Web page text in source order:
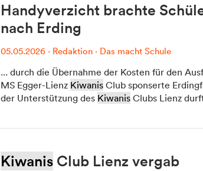
Handyverzicht brachte
nach Erding
05.05.2026· Redaktion· Das macht Schule
... durch die Übernahme der Kosten für den
MS Egger-Lienz KiwanisClub sponserte
der Unterstützung des KiwanisClubs Lienz
KiwanisClub Lienz vergab